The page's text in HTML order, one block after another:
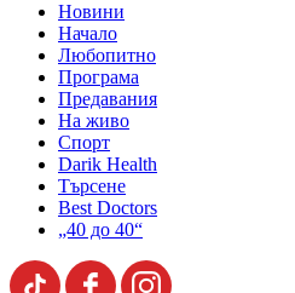
Новини
Начало
Любопитно
Програма
Предавания
На живо
Спорт
Darik Health
Търсене
Best Doctors
„40 до 40“